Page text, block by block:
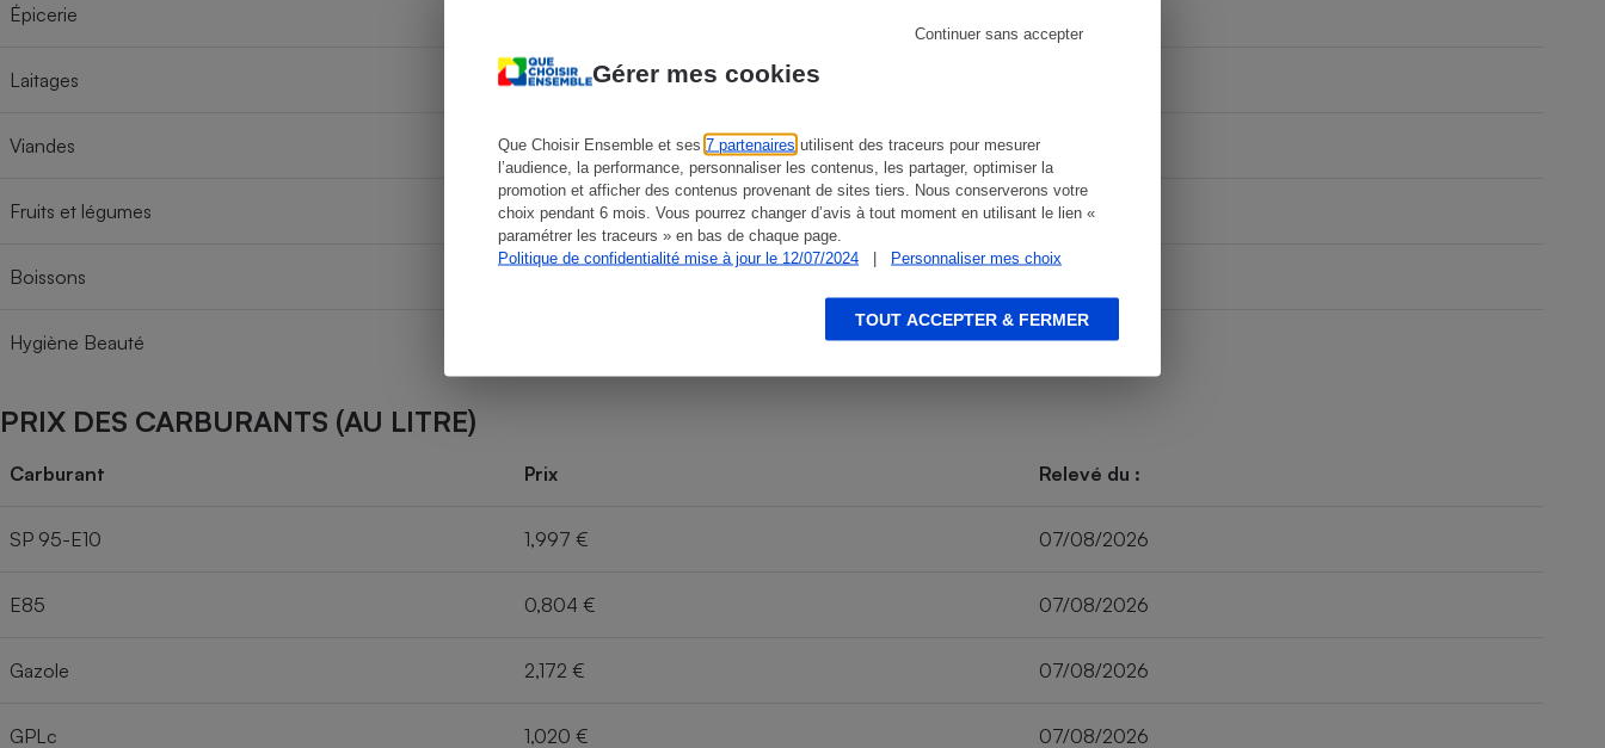
Gérer mes cookies
Que Choisir Ensemble et ses 7 partenaires utilisent des traceurs pour mesurer
l’audience, la performance, personnaliser les contenus, les partager, optimiser la
promotion et afficher des contenus provenant de sites tiers. Nous conserverons votre
choix pendant 6 mois. Vous pourrez changer d’avis à tout moment en utilisant le lien «
paramétrer les traceurs » en bas de chaque page.
Politique de confidentialité mise à jour le 12/07/2024
| Personnaliser mes choix
Continuer sans accepter
TOUT ACCEPTER & FERMER
Épicerie
Laitages
Viandes
Fruits et légumes
Boissons
Hygiène Beauté
PRIX DES CARBURANTS (AU LITRE)
Carburant Prix Relevé du :
SP 95-E10 1,997 € 07/08/2026
E85 0,804 € 07/08/2026
Gazole 2,172 € 07/08/2026
GPLc 1,020 € 07/08/2026